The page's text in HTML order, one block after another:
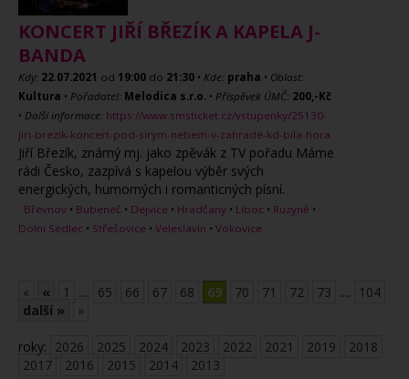
KONCERT JIŘÍ BŘEZÍK A KAPELA J-
BANDA
Kdy: 22.07.2021 od 19:00 do 21:30 • Kde: praha • Oblast:
Kultura • Pořadatel: Melodica s.r.o. • Příspěvek ÚMČ: 200,-Kč
• Další informace: https://www.smsticket.cz/vstupenky/25130-
jiri-brezik-koncert-pod-sirym-nebem-v-zahrade-kd-bila-hora
Jiří Březík, známý mj. jako zpěvák z TV pořadu Máme
rádi Česko, zazpívá s kapelou výběr svých
energických, humorných i romanticných písní.
Břevnov • Bubeneč • Dejvice • Hradčany • Liboc • Ruzyně •
Dolní Sedlec • Střešovice • Veleslavín • Vokovice
« « 1 .... 65 66 67 68 69 70 71 72 73 ....
104
další »
»
roky: 2026 2025 2024 2023 2022 2021 2019
2018
2017
2016 2015 2014 2013